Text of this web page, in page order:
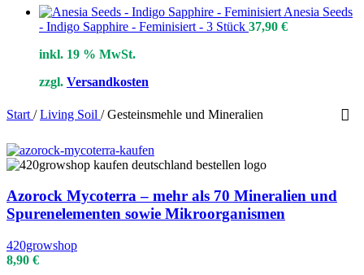
Anesia Seeds
- Indigo Sapphire - Feminisiert - 3 Stück 37,90 €
inkl. 19 % MwSt.
zzgl. Versandkosten
Start / Living Soil / Gesteinsmehle und Mineralien
Azorock Mycoterra – mehr als 70 Mineralien und
Spurenelementen sowie Mikroorganismen
420growshop
8,90 €